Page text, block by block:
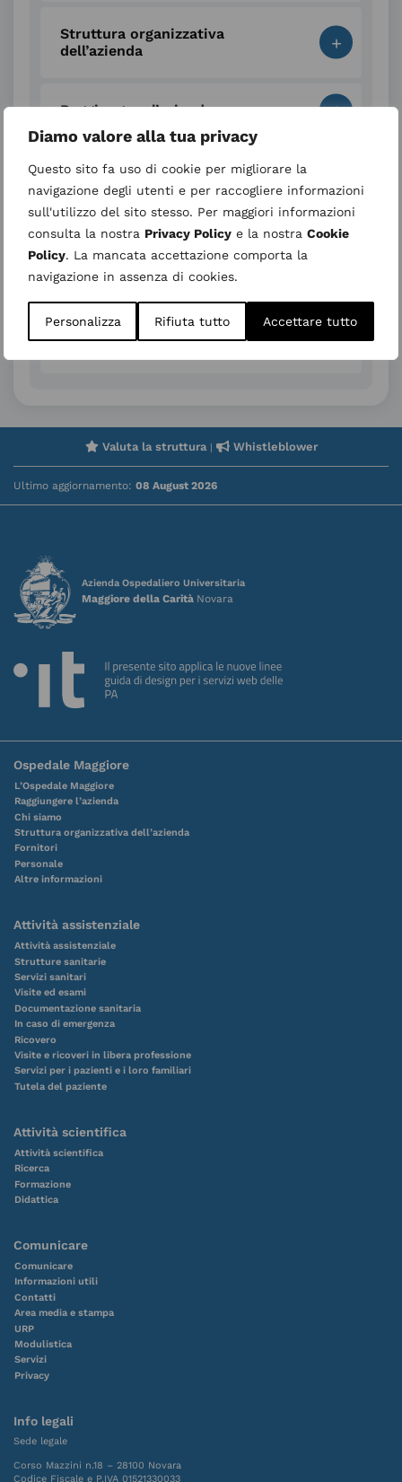
Diamo valore alla tua privacy
Questo sito fa uso di cookie per migliorare la
navigazione degli utenti e per raccogliere informazioni
sull'utilizzo del sito stesso. Per maggiori informazioni
consulta la nostra Privacy Policy e la nostra Cookie
Policy. La mancata accettazione comporta la
navigazione in assenza di cookies.
Personalizza Rifiuta tutto Accettare tutto
+
Struttura organizzativa
dell’azienda
+
Raggiungere l’azienda
Personale
+
Fornitori
Area di quadrante
Valuta la struttura| Whistleblower
Ultimo aggiornamento: 08 August 2026
Azienda Ospedaliero Universitaria
Maggiore della Carità Novara
Ospedale Maggiore
L’Ospedale Maggiore
Raggiungere l’azienda
Chi siamo
Struttura organizzativa dell’azienda
Fornitori
Personale
Altre informazioni
Attività assistenziale
Attività assistenziale
Strutture sanitarie
Servizi sanitari
Visite ed esami
Documentazione sanitaria
In caso di emergenza
Ricovero
Visite e ricoveri in libera professione
Servizi per i pazienti e i loro familiari
Tutela del paziente
Attività scientifica
Attività scientifica
Ricerca
Formazione
Didattica
Comunicare
Comunicare
Informazioni utili
Contatti
Area media e stampa
URP
Modulistica
Servizi
Privacy
Info legali
Sede legale
Corso Mazzini n.18 – 28100 Novara
Codice Fiscale e P.IVA 01521330033